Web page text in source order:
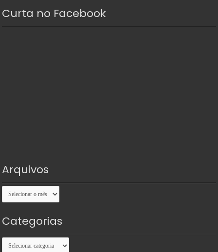
Curta no Facebook
Arquivos
Arquivos
Categorias
Categorias